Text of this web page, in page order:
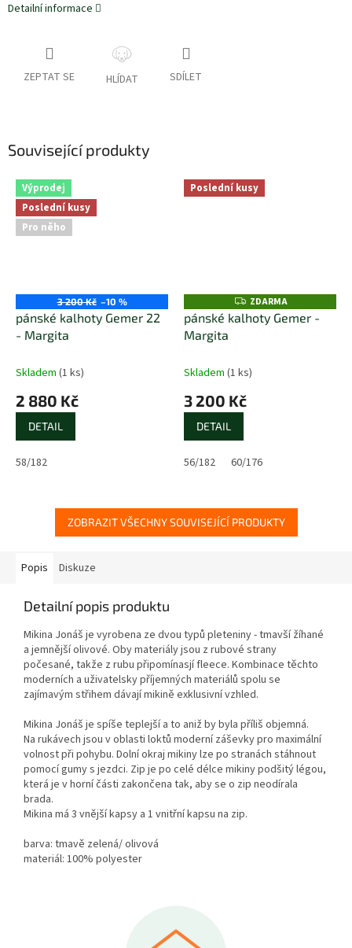
Detailní informace
ZEPTAT SE HLÍDAT SDÍLET
Související produkty
Výprodej
Poslední kusy
Pro něho
3 200 Kč –10 %
pánské kalhoty Gemer 22
- Margita
Skladem (1 ks)
2 880 Kč
DETAIL
58/182
Poslední kusy
Z
D
A
ZDARMA
pánské kalhoty Gemer -
Margita
Skladem (1 ks)
3 200 Kč
DETAIL
56/182 60/176
ZOBRAZIT VŠECHNY SOUVISEJÍCÍ PRODUKTY
Popis Diskuze
Detailní popis produktu
Mikina Jonáš je vyrobena ze dvou typů pleteniny - tmavší žíhané
a jemnější olivové. Oby materiály jsou z rubové strany
počesané, takže z rubu připomínasjí fleece. Kombinace těchto
moderních a uživatelsky příjemných materiálů spolu se
zajímavým střihem dávají mikině exklusivní vzhled.
Mikina Jonáš je spíše teplejší a to aniž by byla příliš objemná.
Na rukávech jsou v oblasti loktů moderní záševky pro maximální
volnost při pohybu. Dolní okraj mikiny lze po stranách stáhnout
pomocí gumy s jezdci. Zip je po celé délce mikiny podšitý légou,
která je v horní části zakončena tak, aby se o zip neodírala
brada.
Mikina má 3 vnější kapsy a 1 vnitřní kapsu na zip.
barva: tmavě zelená/ olivová
materiál: 100% polyester